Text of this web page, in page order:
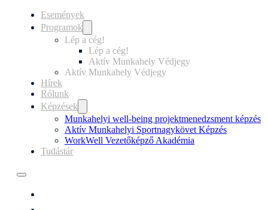
Események
Programok
Lép a cég!
Lép a cég!
Aktív Munkahely Védjegy
Aktív Munkahely Védjegy
Hírek
Rólunk
Képzések
Munkahelyi well-being projektmenedzsment képzés
Aktív Munkahelyi Sportnagykövet Képzés
WorkWell Vezetőképző Akadémia
Tudástár